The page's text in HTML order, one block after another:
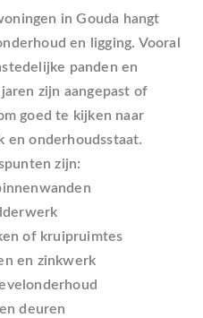
in Gouda hangt
en ligging. Vooral
panden en
zijn aangepast of
goed te kijken naar
onderhoudsstaat.
zijn:
of kruipruimtes
en zinkwerk
deuren